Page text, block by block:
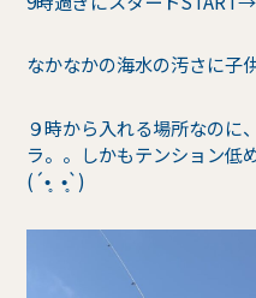
なかなかの海水の汚さに子
９時から入れる場所なのに
ラ。。しかもテンション低
(´•̥ •̥`)